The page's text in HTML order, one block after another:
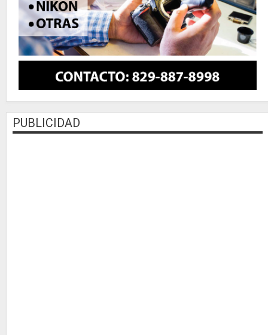
PUBLICIDAD